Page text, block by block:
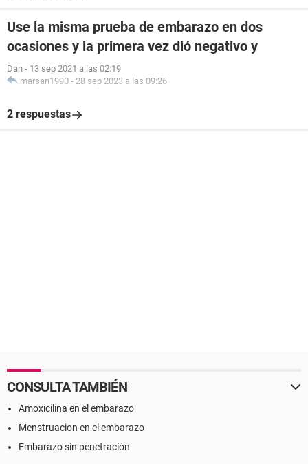
Use la misma prueba de embarazo en dos
ocasiones y la primera vez dió negativo y
Dan - 13 sep 2021 a las 02:19
marsan1990 - 28 sep 2023 a las 09:26
2 respuestas
CONSULTA TAMBIÉN
Amoxicilina en el embarazo
Menstruacion en el embarazo
Embarazo sin penetración